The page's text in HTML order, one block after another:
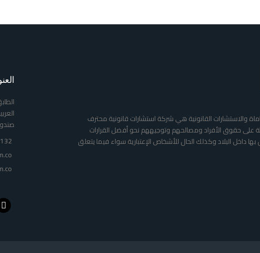
والاستشارات القانونية هي شركة استشارات قانونية محترف
حقوق الأفراد ومصالحهم وتوجيههم نحو أفضل القرارات
داخل البلاد وكذلك الحال للأشخاص الإعتبارية سواء فيما يتعلق
صندوق